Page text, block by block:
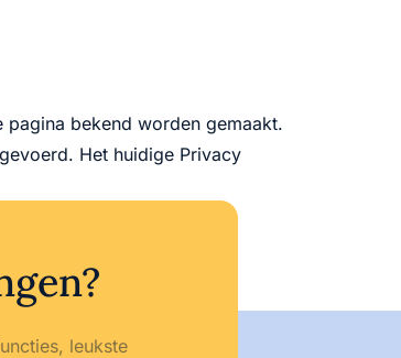
pagina bekend worden gemaakt.
Het huidige Privacy
leukste